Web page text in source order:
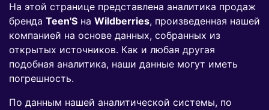
На этой странице представлена аналитика продаж
бренда Teen'S на Wildberries, произведенная нашей
компанией на основе данных, собранных из
открытых источников. Как и любая другая
подобная аналитика, наши данные могут иметь
погрешность.
По данным нашей аналитической системы, по